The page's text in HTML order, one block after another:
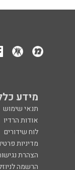
מידע
תנאי שימוש
אודות הרדיו
לוח שידורים
מדיניות
הצהרת
הרשמה